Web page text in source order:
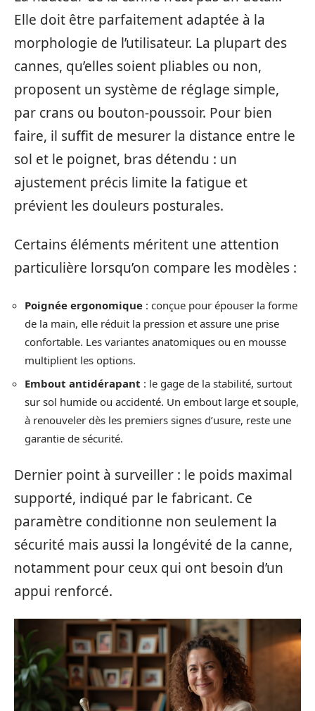
Elle doit être parfaitement adaptée à la
morphologie de l’utilisateur. La plupart des
cannes, qu’elles soient pliables ou non,
proposent un système de réglage simple,
par crans ou bouton-poussoir. Pour bien
faire, il suffit de mesurer la distance entre le
sol et le poignet, bras détendu : un
ajustement précis limite la fatigue et
prévient les douleurs posturales.
Certains éléments méritent une attention
particulière lorsqu’on compare les modèles :
Poignée ergonomique : conçue pour épouser la forme
de la main, elle réduit la pression et assure une prise
confortable. Les variantes anatomiques ou en mousse
multiplient les options.
Embout antidérapant : le gage de la stabilité, surtout
sur sol humide ou accidenté. Un embout large et souple,
à renouveler dès les premiers signes d’usure, reste une
garantie de sécurité.
Dernier point à surveiller : le poids maximal
supporté, indiqué par le fabricant. Ce
paramètre conditionne non seulement la
sécurité mais aussi la longévité de la canne,
notamment pour ceux qui ont besoin d’un
appui renforcé.